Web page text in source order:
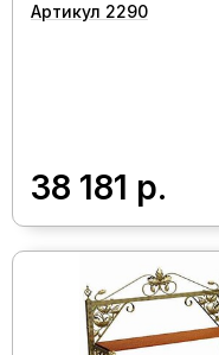
Артикул 2290
38 181 р.